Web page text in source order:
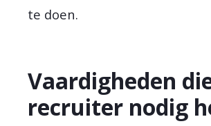
te doen.
Vaardigheden
recruiter nodig